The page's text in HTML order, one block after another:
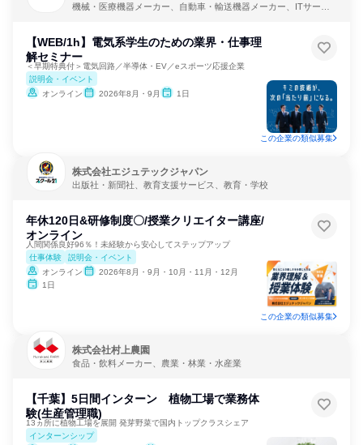
機械・医療機器メーカー、自動車・輸送機器メーカー、ITサービ
【WEB/1h】電気系学生のための業界・仕事理
解セミナー
＜早期特典付＞電気回路／半導体・EV／eスポーツ応援企業
説明会・イベント
オンライン
2026年8月・9月 1日
この企業の類似募集
株式会社エジュテックジャパン
出版社・新聞社、教育支援サービス、教育・学校
年休120日&研修制度〇/授業クリエイター講座/
オンライン
人間関係良好96％！未経験から安心してステップアップ
仕事体験
説明会・イベント
オンライン
2026年8月・9月・10月・11月・12月
1日
この企業の類似募集
株式会社村上農園
食品・飲料メーカー、農業・林業・水産業
【千葉】5日間インターン 植物工場で業務体
験(生産管理職)
13ヵ所に植物工場を展開 発芽野菜で国内トップクラスシェア
インターンシップ